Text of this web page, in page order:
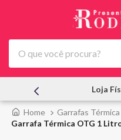
O que você procura?
Garrafas Térmica
Garrafa Térmica OTG 1